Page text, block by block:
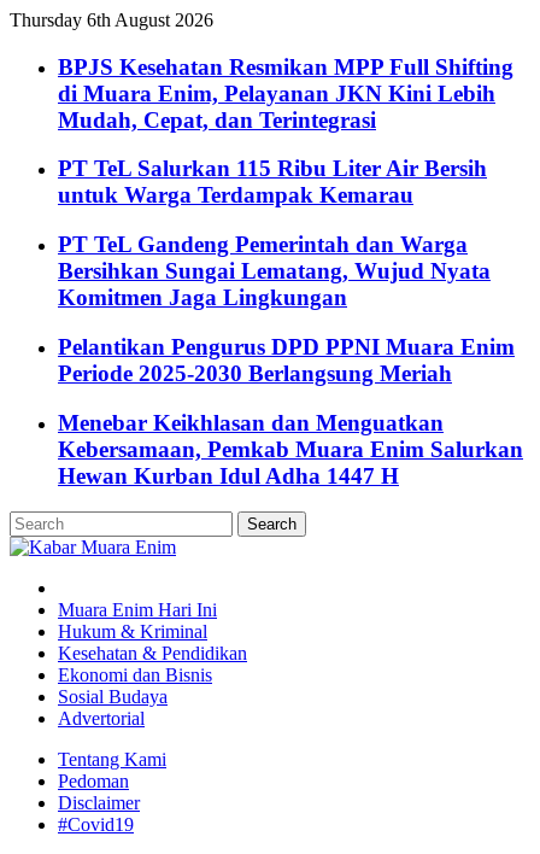
Thursday 6th August 2026
BPJS Kesehatan Resmikan MPP Full Shifting
di Muara Enim, Pelayanan JKN Kini Lebih
Mudah, Cepat, dan Terintegrasi
PT TeL Salurkan 115 Ribu Liter Air Bersih
untuk Warga Terdampak Kemarau
PT TeL Gandeng Pemerintah dan Warga
Bersihkan Sungai Lematang, Wujud Nyata
Komitmen Jaga Lingkungan
Pelantikan Pengurus DPD PPNI Muara Enim
Periode 2025-2030 Berlangsung Meriah
Menebar Keikhlasan dan Menguatkan
Kebersamaan, Pemkab Muara Enim Salurkan
Hewan Kurban Idul Adha 1447 H
Muara Enim Hari Ini
Hukum & Kriminal
Kesehatan & Pendidikan
Ekonomi dan Bisnis
Sosial Budaya
Advertorial
Tentang Kami
Pedoman
Disclaimer
#Covid19